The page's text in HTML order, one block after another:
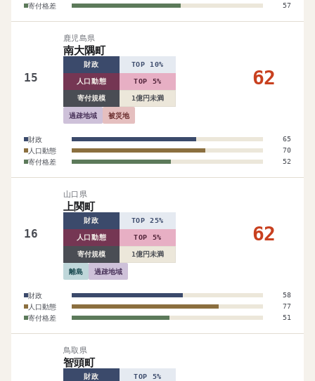
寄付格差 57
15
鹿児島県
南大隅町
財政 TOP 10%
人口動態 TOP 5%
寄付規模 1億円未満
過疎地域 被災地
62
財政 65
人口動態 70
寄付格差 52
16
山口県
上関町
財政 TOP 25%
人口動態 TOP 5%
寄付規模 1億円未満
離島 過疎地域
62
財政 58
人口動態 77
寄付格差 51
鳥取県
智頭町
財政 TOP 5%